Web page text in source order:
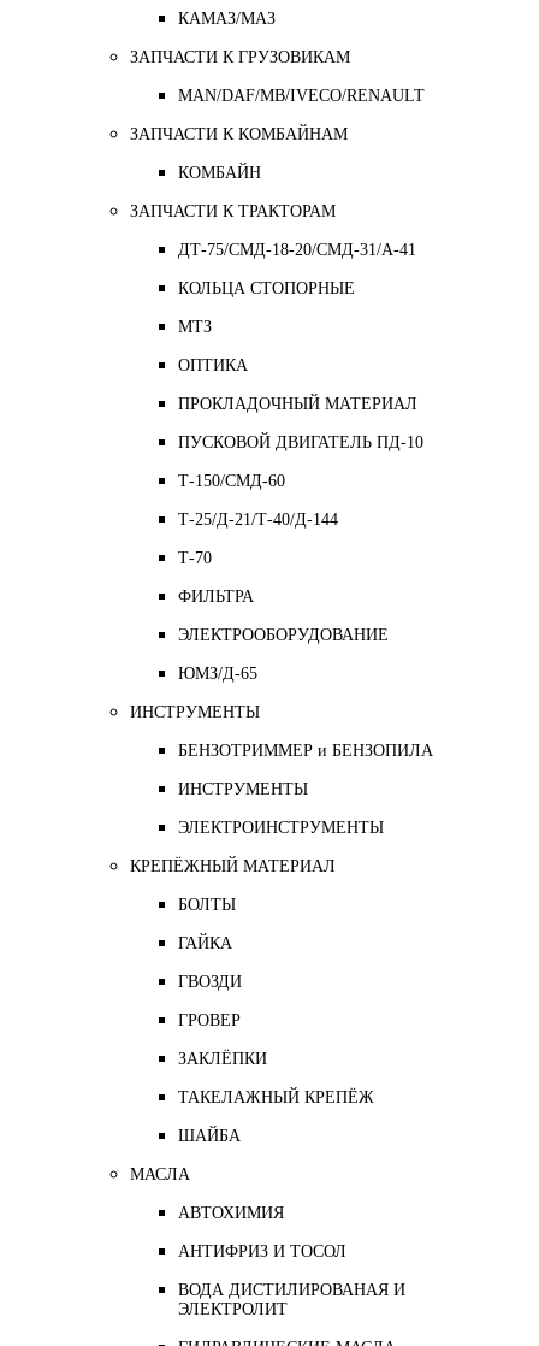
КАМАЗ/МАЗ
ЗАПЧАСТИ К ГРУЗОВИКАМ
MAN/DAF/MB/IVECO/RENAULT
ЗАПЧАСТИ К КОМБАЙНАМ
КОМБАЙН
ЗАПЧАСТИ К ТРАКТОРАМ
ДТ-75/СМД-18-20/СМД-31/A-41
КОЛЬЦА СТОПОРНЫЕ
МТЗ
ОПТИКА
ПРОКЛАДОЧНЫЙ МАТЕРИАЛ
ПУСКОВОЙ ДВИГАТЕЛЬ ПД-10
Т-150/СМД-60
Т-25/Д-21/Т-40/Д-144
Т-70
ФИЛЬТРА
ЭЛЕКТРООБОРУДОВАНИЕ
ЮМЗ/Д-65
ИНСТРУМЕНТЫ
БЕНЗОТРИММЕР и БЕНЗОПИЛА
ИНСТРУМЕНТЫ
ЭЛЕКТРОИНСТРУМЕНТЫ
КРЕПЁЖНЫЙ МАТЕРИАЛ
БОЛТЫ
ГАЙКА
ГВОЗДИ
ГРОВЕР
ЗАКЛЁПКИ
ТАКЕЛАЖНЫЙ КРЕПЁЖ
ШАЙБА
МАСЛА
АВТОХИМИЯ
АНТИФРИЗ И ТОСОЛ
ВОДА ДИСТИЛИРОВАНАЯ И
ЭЛЕКТРОЛИТ